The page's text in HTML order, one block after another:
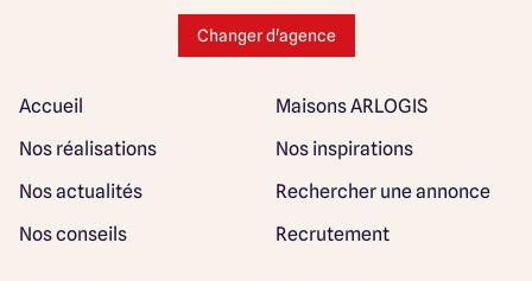
Changer d'agence
Accueil
Maisons ARLOGIS
Nos réalisations
Nos inspirations
Nos actualités
Rechercher une annonce
Nos conseils
Recrutement